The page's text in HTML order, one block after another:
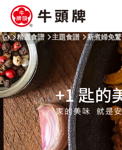
精選食譜 主題食譜 新煮婦免驚